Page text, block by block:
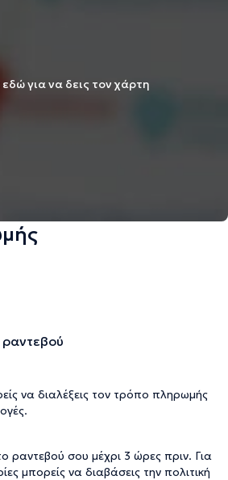
εδώ για να δεις τον χάρτη
ραντεβού
να διαλέξεις τον τρόπο πληρωμής
ραντεβού σου μέχρι 3 ώρες πριν. Για
μπορείς να διαβάσεις την πολιτική